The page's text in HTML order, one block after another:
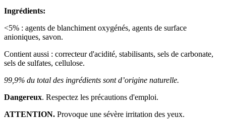
Ingrédients:
<5% : agents de blanchiment oxygénés, agents de surface
anioniques, savon.
Contient aussi : correcteur d'acidité, stabilisants, sels de carbonate,
sels de sulfates, cellulose.
99,9% du total des ingrédients sont d’origine naturelle.
Dangereux. Respectez les précautions d'emploi.
ATTENTION. Provoque une sévère irritation des yeux.